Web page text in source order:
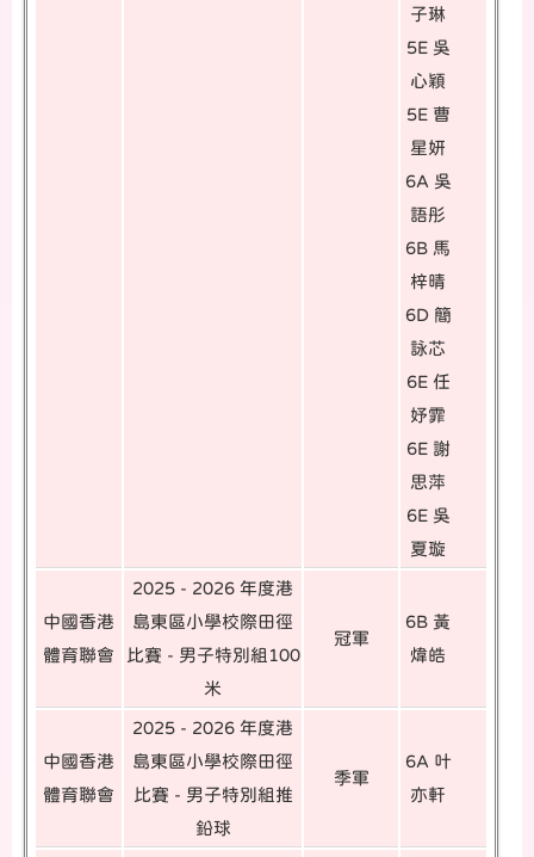
子琳
5E 吳
心穎
5E 曹
星妍
6A 吳
語彤
6B 馬
梓晴
6D 簡
詠芯
6E 任
妤霏
6E 謝
思萍
6E 吳
夏璇
中國香港
體育聯會
2025 - 2026 年度港
島東區小學校際田徑
比賽 - 男子特別組100
米
冠軍
6B 黃
煒皓
中國香港
體育聯會
2025 - 2026 年度港
島東區小學校際田徑
比賽 - 男子特別組推
鉛球
季軍
6A 叶
亦軒